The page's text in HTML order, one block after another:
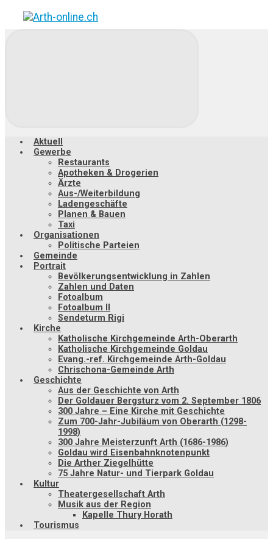
Zum
Hauptinhalt
Aktuell
Gewerbe
Restaurants
Apotheken & Drogerien
Ärzte
Aus-/Weiterbildung
Ladengeschäfte
Planen & Bauen
Taxi
Organisationen
Politische Parteien
Gemeinde
Portrait
Bevölkerungsentwicklung in Zahlen
Zahlen und Daten
Fotoalbum
Fotoalbum II
Sendeturm Rigi
Kirche
Katholische Kirchgemeinde Arth-Oberarth
Katholische Kirchgemeinde Goldau
Evang.-ref. Kirchgemeinde Arth-Goldau
Chrischona-Gemeinde Arth
Geschichte
Aus der Geschichte von Arth
Der Goldauer Bergsturz vom 2. September 1806
300 Jahre – Eine Kirche mit Geschichte
Zum 700-Jahr-Jubiläum von Oberarth (1298-
1998)
300 Jahre Meisterzunft Arth (1686-1986)
Goldau wird Eisenbahnknotenpunkt
Die Arther Ziegelhütte
75 Jahre Natur- und Tierpark Goldau
Kultur
Theatergesellschaft Arth
Musik aus der Region
Kapelle Thury Horath
Tourismus